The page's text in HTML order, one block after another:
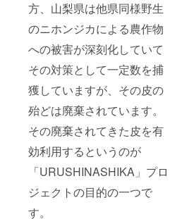
方、山梨県は他県同様野生
のニホンジカによる農作物
への被害が深刻化していて
その対策として一定数を捕
獲していますが、その皮の
殆どは廃棄されています。
その廃棄されてきた皮を有
効利用するというのが
「URUSHINASHIKA」プロ
ジェクトの目的の一つで
す。